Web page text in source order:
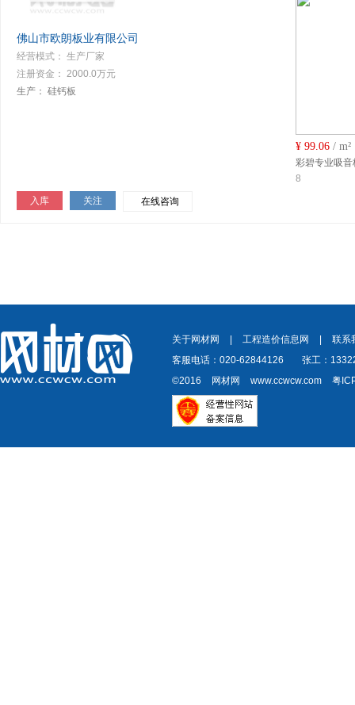
佛山市欧朗板业有限公司
经营模式： 生产厂家
注册资金： 2000.0万元
生产： 硅钙板
入库 关注 在线咨询
¥ 99.06 / m²
彩碧专业吸音
8
关于网材网 工程造价信息网
联系
客服电话：020-62844126
张工：
©2016
网材网 www.ccwcw.com 粤